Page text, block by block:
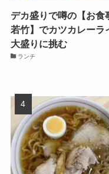
デカ盛りで噂の【お食
若竹】でカツカレーラ
大盛りに挑む
ランチ